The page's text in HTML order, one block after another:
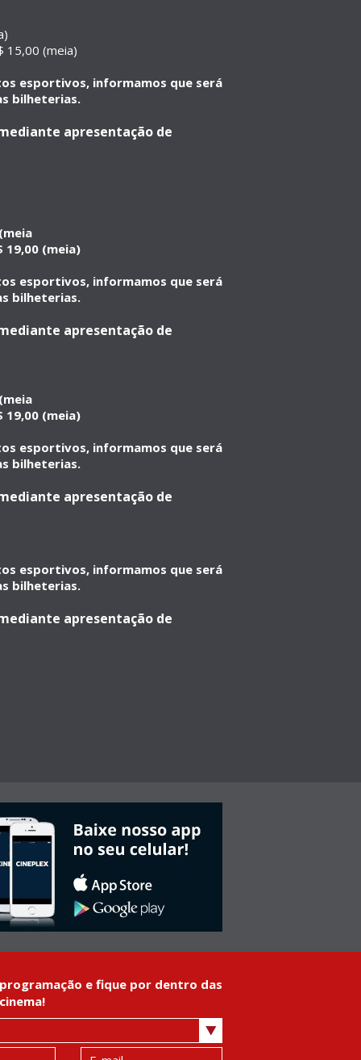
15,00 (meia)
esportivos, informamos que será
bilheterias.
apresentação de
19,00 (meia)
esportivos, informamos que será
bilheterias.
apresentação de
19,00 (meia)
esportivos, informamos que será
bilheterias.
apresentação de
esportivos, informamos que será
bilheterias.
apresentação de
programação e fique por dentro das